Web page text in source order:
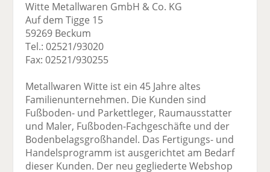
Witte Metallwaren GmbH & Co. KG
Auf dem Tigge 15
59269 Beckum
Tel.: 02521/93020
Fax: 02521/930255
Metallwaren Witte ist ein 45 Jahre altes
Familienunternehmen. Die Kunden sind
Fußboden- und Parkettleger, Raumausstatter
und Maler, Fußboden-Fachgeschäfte und der
Bodenbelagsgroßhandel. Das Fertigungs- und
Handelsprogramm ist ausgerichtet am Bedarf
dieser Kunden. Der neu gegliederte Webshop